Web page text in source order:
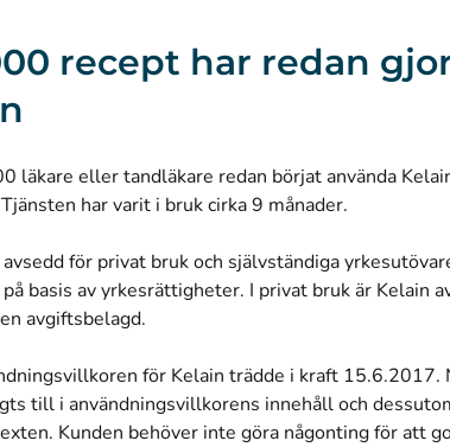
recept har redan
läkare eller tandläkare redan börjat använda
har varit i bruk cirka 9 månader.
för privat bruk och självständiga
basis av yrkesrättigheter. I privat bruk är Kelain
avgiftsbelagd.
för Kelain trädde i kraft 15.6.2017.
till i användningsvillkorens innehåll och
Kunden behöver inte göra någonting för att